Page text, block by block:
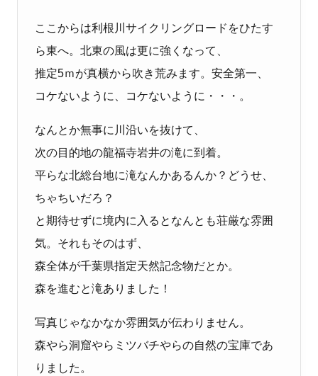
ここからは利根川サイクリングロードをひたす
ら東へ。北東の風は更に強くなって、
推定5ｍが真横から吹き荒みます。安全第一、
コケないように、コケないように・・・。
なんとか無事に川沿いを抜けて、
次の目的地の龍福寺岩井の滝に到着。
平らな北総台地に滝なんかあるんか？どうせ、
ちゃちいだろ？
と期待せずに境内に入るとなんとも荘厳な雰囲
気。それもそのはず、
森全体が千葉県指定天然記念物だとか。
森を進むと滝ありました！
写真じゃなかなか雰囲気が伝わりません。
森やら洞窟やらミツバチやらの自然の宝庫であ
りました。